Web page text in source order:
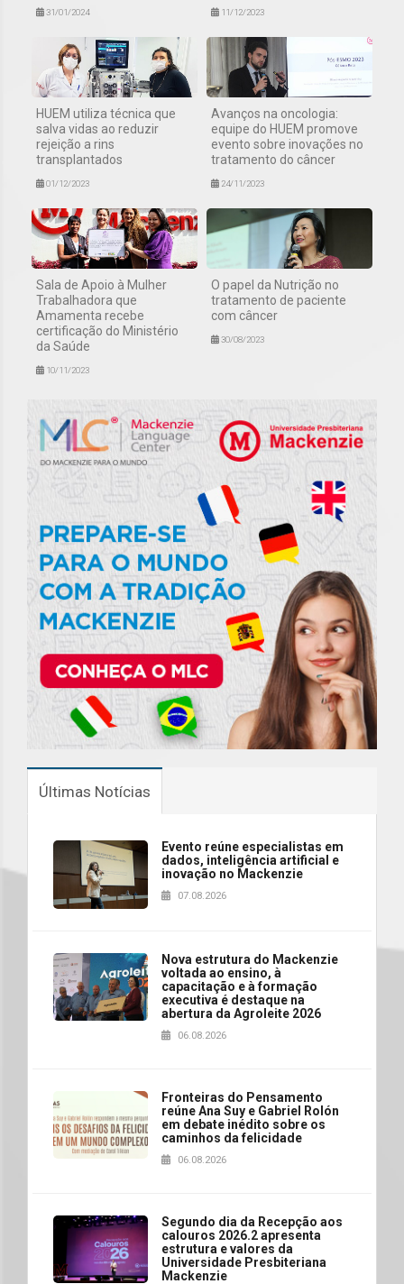
31/01/2024 11/12/2023
HUEM utiliza técnica que
salva vidas ao reduzir
rejeição a rins
transplantados
01/12/2023
Avanços na oncologia:
equipe do HUEM promove
evento sobre inovações no
tratamento do câncer
24/11/2023
Sala de Apoio à Mulher
Trabalhadora que
Amamenta recebe
certificação do Ministério
da Saúde
10/11/2023
O papel da Nutrição no
tratamento de paciente
com câncer
30/08/2023
Últimas Notícias
Evento reúne especialistas em
dados, inteligência artificial e
inovação no Mackenzie
07.08.2026
Nova estrutura do Mackenzie
voltada ao ensino, à
capacitação e à formação
executiva é destaque na
abertura da Agroleite 2026
06.08.2026
Fronteiras do Pensamento
reúne Ana Suy e Gabriel Rolón
em debate inédito sobre os
caminhos da felicidade
06.08.2026
Segundo dia da Recepção aos
calouros 2026.2 apresenta
estrutura e valores da
Universidade Presbiteriana
Mackenzie